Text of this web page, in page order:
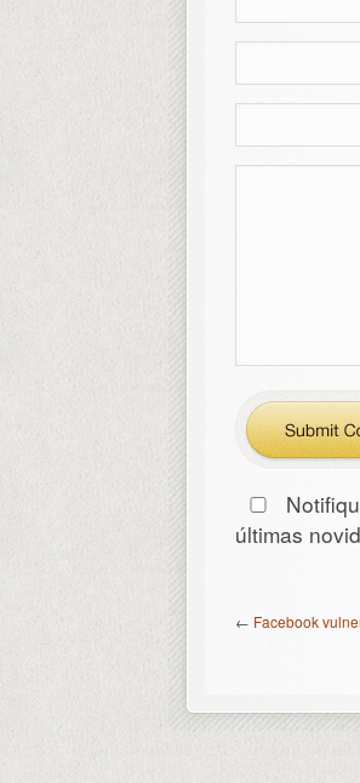
últimas
← Facebook